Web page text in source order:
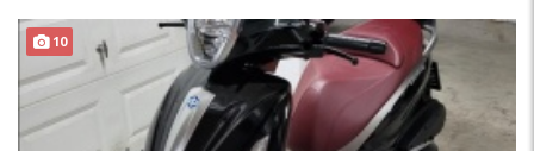
10 TOP STANJE !